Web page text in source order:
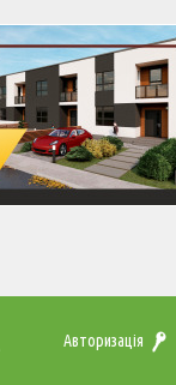
Авторизація